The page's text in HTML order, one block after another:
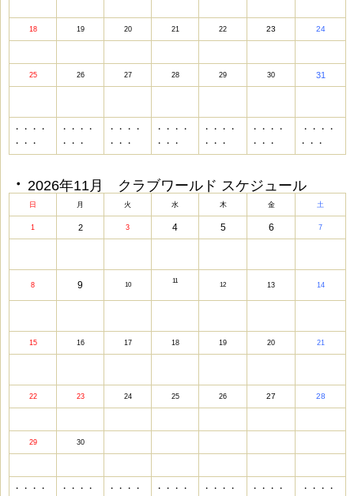
18 19 20 21 22 23 24
25 26 27 28 29 30 31
・・・・
・・・
・・・・
・・・
・・・・
・・・
・・・・
・・・
・・・・
・・・
・・・・
・・・
・・・・
・・・
・ 2026年11月 クラブワールド スケジュール
日 月 火 水 木 金 土
1 2 3 4 5 6 7
8 9 10
11
12 13 14
15 16 17 18 19 20 21
22 23 24 25 26 27 28
29 30
・・・・
・・・・
・・・・
・・・・
・・・・
・・・・
・・・・